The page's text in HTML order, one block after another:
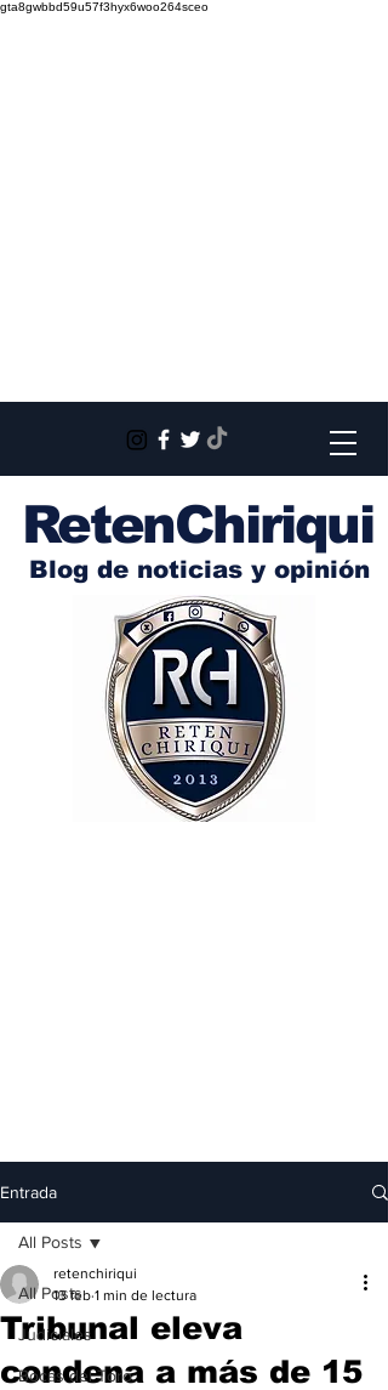
gta8gwbbd59u57f3hyx6woo264sceo
RetenChiriqui
Blog de noticias y opinión
Entrada
All Posts
Judiciales
Bocas del Toro
All Posts
Tribunal eleva
condena a más de 15
retenchiriqui
13 feb 1 min de lectura